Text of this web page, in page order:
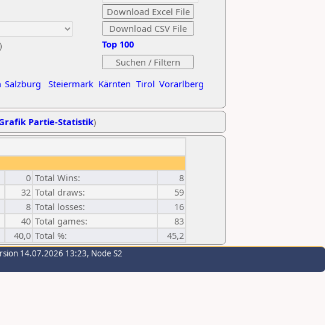
Salzburg Steiermark Kärnten Tirol Vorarlberg
Top 100
Partie-Statistik)
0 Total Wins:
8
32 Total draws:
59
8 Total losses:
16
40 Total games:
83
40,0 Total %: 45,2
14.07.2026 13:23, Node S2